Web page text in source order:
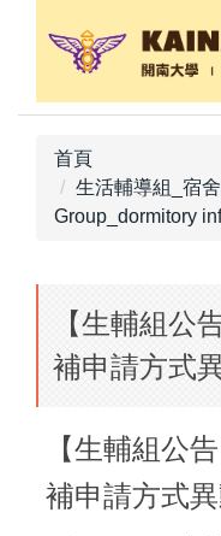
首頁
生活輔導組_宿
Group_dormitory
【生輔組公
補申請方式
【生輔組公告
補申請方式